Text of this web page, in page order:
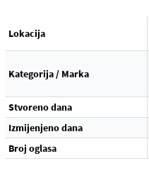
Lokacija
Kategorija / Marka
Stvoreno dana
Izmijenjeno dana
Broj oglasa